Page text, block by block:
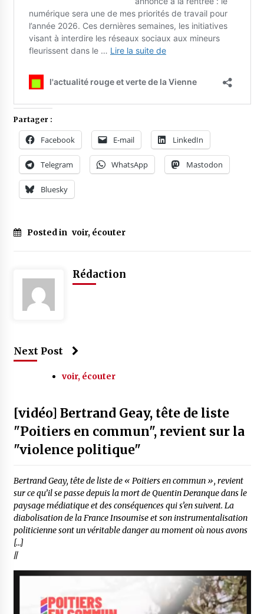
Partager :
Facebook E-mail LinkedIn
Telegram WhatsApp Mastodon
Bluesky
Posted in voir, écouter
Rédaction
Next Post
voir, écouter
[vidéo] Bertrand Geay, tête de liste
"Poitiers en commun", revient sur la
"violence politique"
Bertrand Geay, tête de liste de « Poitiers en commun », revient
sur ce qu’il se passe depuis la mort de Quentin Deranque dans le
paysage médiatique et des conséquences qui s’en suivent. La
diabolisation de la France Insoumise et son instrumentalisation
politicienne sont un véritable danger au moment où nous avons
[…]
//